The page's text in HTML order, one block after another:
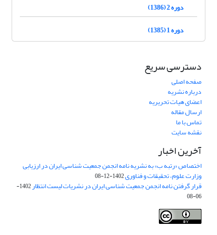
دوره 2 (1386)
دوره 1 (1385)
دسترسی سریع
صفحه اصلی
درباره نشریه
اعضای هیات تحریریه
ارسال مقاله
تماس با ما
نقشه سایت
آخرین اخبار
اختصاص «رتبه ب» به نشریه نامه انجمن جمعیت شناسی ایران در ارزیابی
وزارت علوم، تحقیقات و فناوری1402-12-08
قرار گرفتن نامه انجمن جمعیت شناسی ایران در نشریات لیست انتظار
1402-
06-08